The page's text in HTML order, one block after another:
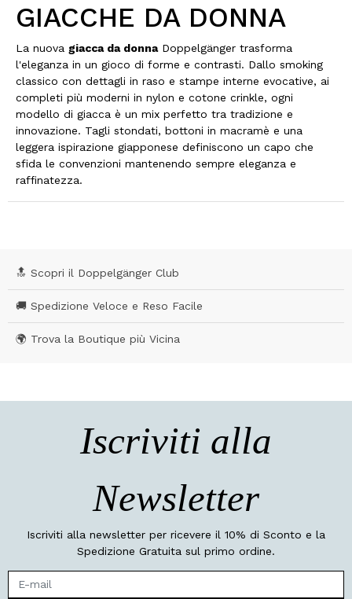
GIACCHE DA DONNA
La nuova giacca da donnaDoppelgänger trasforma
l'eleganza in un gioco di forme e contrasti. Dallo smoking
classico con dettagli in raso e stampe interne evocative, ai
completi più moderni in nylon e cotone crinkle, ogni
modello di giacca è un mix perfetto tra tradizione e
innovazione. Tagli stondati, bottoni in macramè e una
leggera ispirazione giapponese definiscono un capo che
sfida le convenzioni mantenendo sempre eleganza e
raffinatezza.
🔝 Scopri il Doppelgänger Club
🚚 Spedizione Veloce e Reso Facile
🌍 Trova la Boutique più Vicina
Iscriviti alla
Newsletter
Iscriviti alla newsletter per ricevere il 10% di Sconto e la
Spedizione Gratuita sul primo ordine.